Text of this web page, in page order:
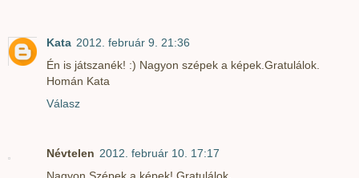
Kata 2012. február 9. 21:36
Én is játszanék! :) Nagyon szépek a képek.Gratulálok.
Homán Kata
Válasz
Névtelen 2012. február 10. 17:17
Nagyon Szépek a képek! Gratulálok.